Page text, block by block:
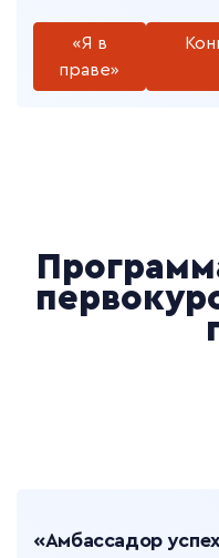
«Я в
праве»
«Амбассадор